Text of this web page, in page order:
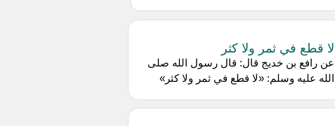
لا قطع في ثمر ولا كثر
عن رافع بن خديج قال: قال رسول الله صلى
الله عليه وسلم: «لا قطع في ثمر ولا كثر»